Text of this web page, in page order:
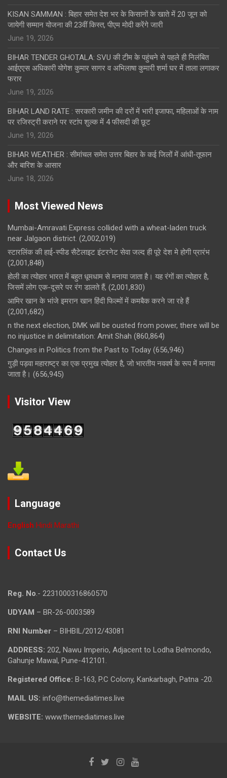
KISAN SAMMAN : बिहार समेत देश भर के किसानों के खाते में 20 जून को
जायेगी सम्मान योजना की 23वीं किस्त, पीएम मोदी करेंगे जारी
June 19, 2026
BIHAR TENDER GHOTALA: SVU की टीम के पहुंचने से पहले ही निलंबित
आईएएस अधिकारी योगेश कुमार सागर व अभिलाषा कुमारी शर्मा घर में ताला लगाकर
फरार
June 19, 2026
BIHAR LAND RATE : सरकारी जमीन की दरों में भारी इजाफा, महिलाओं के नाम
पर रजिस्ट्री कराने पर स्टांप शुल्क में 4 फीसदी की छूट
June 19, 2026
BIHAR WEATHER : सीमांचल समेत उत्तर बिहार के कई जिलों में आंधी-तूफान
और बारिश के आसार
June 18, 2026
Most Viewed News
Mumbai-Amravati Express collided with a wheat-laden truck
near Jalgaon district. (2,002,019)
स्टारलिंक की हाई-स्पीड सैटेलाइट इंटरनेट सेवा जल्द ही पूरे देश मे होगी प्रारंभ
(2,001,848)
होली का त्योहार भारत में बहुत धूमधाम से मनाया जाता है। यह रंगों का त्योहार है,
जिसमें लोग एक-दूसरे पर रंग डालते हैं, (2,001,830)
आमिर खान के भांजे इमरान खान हिंदी फिल्मों में कमबैक करने जा रहे हैं
(2,001,682)
n the next election, DMK will be ousted from power, there will be
no injustice in delimitation: Amit Shah (860,864)
Changes in Politics from the Past to Today (656,946)
गुड़ी पड़वा महाराष्ट्र का एक प्रमुख त्योहार है, जो भारतीय नववर्ष के रूप में मनाया
जाता है। (656,945)
Visitor View
Language
English Hindi Marathi
Contact Us
Reg. No.- 2231000316860570
UDYAM – BR-26-0003589
RNI Number – BIHBIL/2012/43081
ADDRESS: 202, Nawu Imperio, Adjacent to Lodha Belmondo,
Gahunje Mawal, Pune-412101.
Registered Office: B-163, P.C Colony, Kankarbagh, Patna -20.
MAIL US: info@themediatimes.live
WEBSITE: www.themediatimes.live